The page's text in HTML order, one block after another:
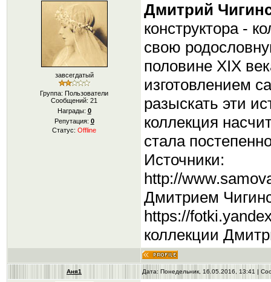
завсегдатый
Группа: Пользователи
Сообщений: 21
Награды: 0
Репутация: 0
Статус: Offline
Дмитрий
конструктора -
свою
половине XIX
изготовлением
разыскать эти
коллекция
стала
Источники:
http://
Дмитрием
https://
коллекции
Аня1 Дата: Понедельник, 16.05.2016, 13:41 |